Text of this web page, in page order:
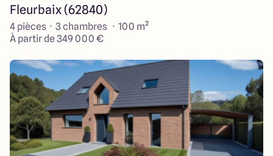
Fleurbaix (62840)
4 pièces · 3 chambres · 100 m²
À partir de 349 000 €